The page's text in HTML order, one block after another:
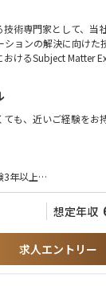
認
取得、改善等
具合点フィードバッ
レポート等作成
めの事前検知レポー
作成、説明等
況に応じて1～2カ月
ます。半年後位を目
イメージです。
程に関わった経験
操作マニュアルの読解
知見
不問）
持ちの方
調整力
、調整業務の経験
ない方
ル対応が中心。会話力
術専門家として、当
ョンの解決に向けた
けるSubject Matter
プロダクトエンジニ
て、プロジェクトお
プロセスを活用し、
ること。
ームの技術的要件をエ
え、エンジニアリング
推進する。
も、近いご経験をお
3年以上
関連経験3年以上
博士号取得者
実務経験を有する方
想定年収
求人エントリー